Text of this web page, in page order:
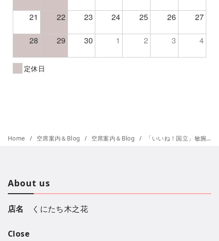
21 22 23 24 25 26 27
28 29 30 1 2 3 4
定休日
Home 空席案内＆Blog 空席案内＆Blog 「いいね！国立」敏腕編集長を男前に変身してみた↓
About us
店名 くにたち木之花
Close